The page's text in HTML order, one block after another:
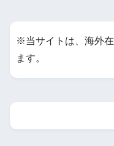
※当サイトは、海外
ます。